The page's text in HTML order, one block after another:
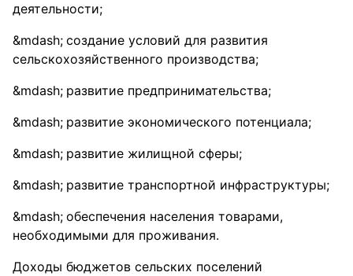
деятельности;
создание условий для развития
сельскохозяйственного производства;
развитие предпринимательства;
развитие экономического потенциала;
развитие жилищной сферы;
развитие транспортной инфраструктуры;
обеспечения населения товарами,
необходимыми для проживания.
Доходы бюджетов сельских поселений